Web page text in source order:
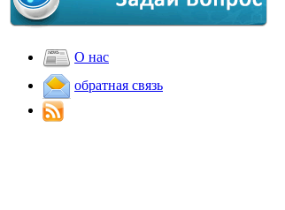
О нас
обратная связь